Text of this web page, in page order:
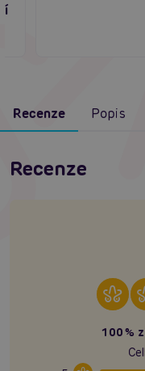
Recenze Popis
Recenze
100%